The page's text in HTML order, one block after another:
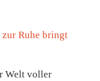
Ruhe bringt
Welt voller